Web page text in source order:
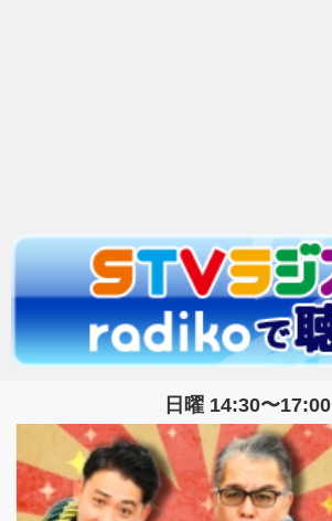
日曜 14:30〜17:00